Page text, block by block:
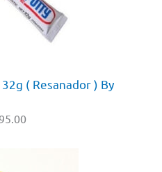
( Resanador ) By